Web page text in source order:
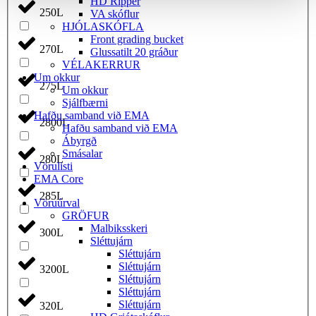
250L
270L
275L
2800L
280L
285L
300L
3200L
320L
VA skóflur
HJÓLASKÓFLA
Front grading bucket
Glussatilt 20 gráður
VÉLAKERRUR
Um okkur
Um okkur
Sjálfbærni
Hafðu samband við EMA
Hafðu samband við EMA
Ábyrgð
Smásalar
Vörulisti
EMA Core
Vöruúrval
GRÖFUR
Malbiksskeri
Sléttujárn
Sléttujárn
Sléttujárn
Sléttujárn
Sléttujárn
Sléttujárn